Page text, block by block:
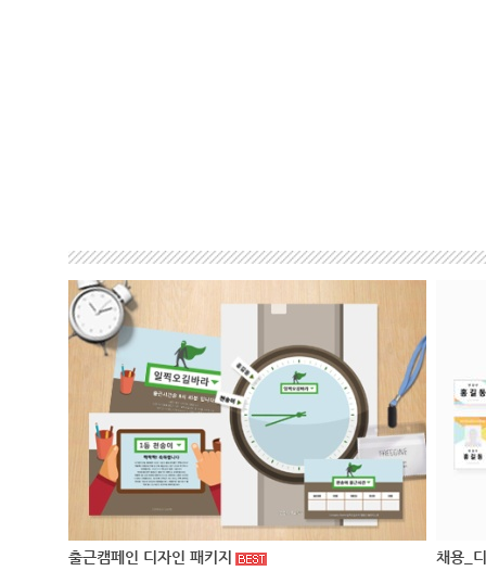
출근캠페인 디자인 패키지 채용_